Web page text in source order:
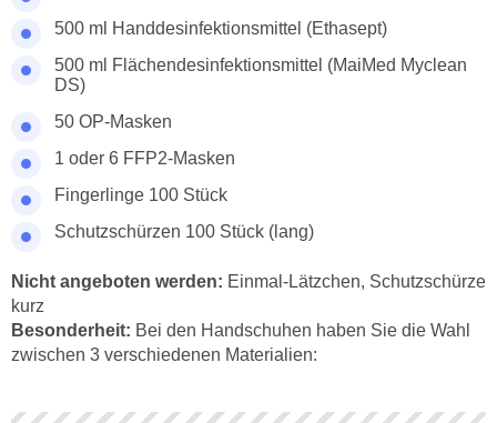
500 ml Handdesinfektionsmittel (Ethasept)
500 ml Flächendesinfektionsmittel (MaiMed Myclean
DS)
50 OP-Masken
1 oder 6 FFP2-Masken
Fingerlinge 100 Stück
Schutzschürzen 100 Stück (lang)
Nicht angeboten werden: Einmal-Lätzchen, Schutzschürze
kurz
Besonderheit: Bei den Handschuhen haben Sie die Wahl
zwischen 3 verschiedenen Materialien: